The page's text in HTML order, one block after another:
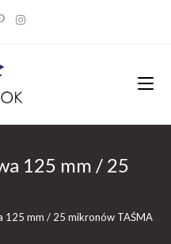
125 mm / 25
125 mm / 25 mikronów TAŚMA